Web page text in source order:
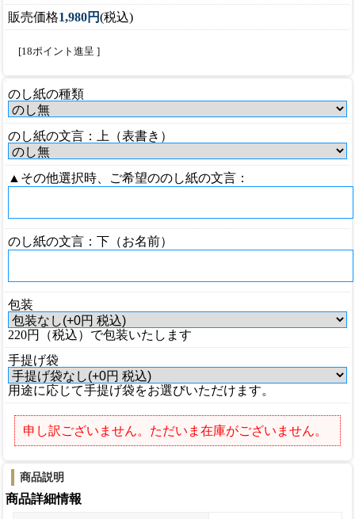
販売価格1,980円(税込)
[18ポイント進呈 ]
のし紙の種類
のし紙の文言：上（表書き）
▲その他選択時、ご希望ののし紙の文言：
のし紙の文言：下（お名前）
包装
220円（税込）で包装いたします
手提げ袋
用途に応じて手提げ袋をお選びいただけます。
申し訳ございません。ただいま在庫がございません。
商品説明
商品詳細情報